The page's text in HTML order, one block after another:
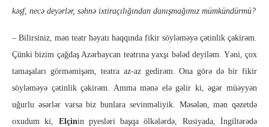
kəşf, necə deyərlər, səhnə ixtiraçılığından danışmağımız mümkündürmü?
– Bilirsiniz, mən teatr həyatı haqqında fikir söyləməyə çətinlik çəkirəm.
Çünki bizim çağdaş Azərbaycan teatrına yaxşı bələd deyiləm. Yəni, çox
tamaşaları görməmişəm, teatra az-az gedirəm. Ona görə də bir fikir
söyləməyə çətinlik çəkirəm. Amma mənə elə gəlir ki, əgər müəyyən
uğurlu əsərlər varsa biz bunlara sevinməliyik. Məsələn, mən qəzetdə
oxudum ki, Elçinin pyesləri başqa ölkələrdə, Rusiyada, İngiltərədə